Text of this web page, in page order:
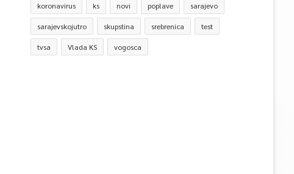
koronavirus ks novi poplave sarajevo
sarajevskojutro skupstina srebrenica test
tvsa Vlada KS vogosca